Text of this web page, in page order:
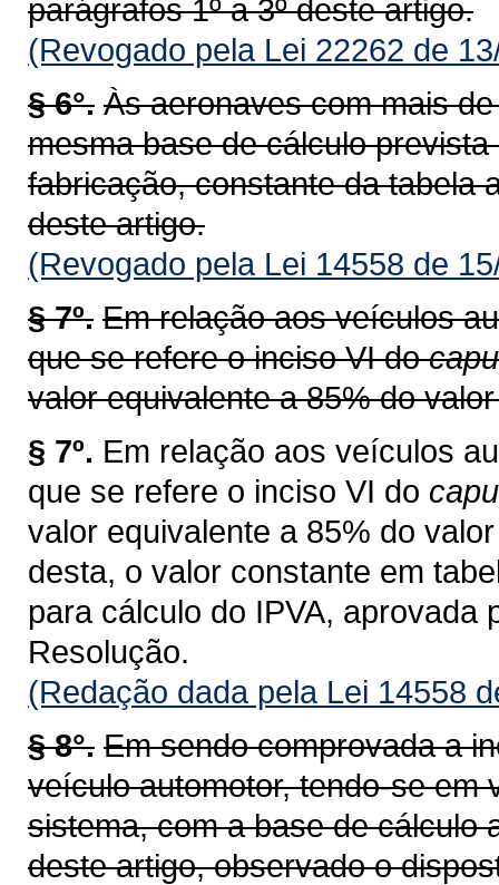
parágrafos 1º a 3º deste artigo.
(Revogado pela Lei 22262 de
§ 6°. Às aeronaves com mais
mesma base de cálculo
fabricação, constante da tabela
deste artigo.
(Revogado pela Lei 14558 de
§ 7º. Em relação aos veículos
que se refere o inciso VI do
valor equivalente a 85% do
§ 7º. Em relação aos veículos
que se refere o inciso VI do
valor equivalente a 85% do
desta, o valor constante em
para cálculo do IPVA, aprovada
Resolução.
(Redação dada pela Lei 14558
§ 8°. Em sendo comprovada a
veículo automotor, tendo-se em
sistema, com a base de
deste artigo, observado o